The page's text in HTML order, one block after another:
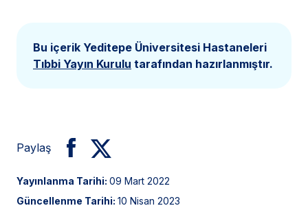
Bu içerik Yeditepe Üniversitesi Hastaneleri
Tıbbi Yayın Kurulu tarafından hazırlanmıştır.
Paylaş
Yayınlanma Tarihi: 09 Mart 2022
Güncellenme Tarihi: 10 Nisan 2023